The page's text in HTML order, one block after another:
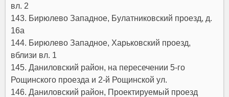
вл. 2
143. Бирюлево Западное, Булатниковский проезд, д.
16а
144. Бирюлево Западное, Харьковский проезд,
вблизи вл. 1
145. Даниловский район, на пересечении 5-го
Рощинского проезда и 2-й Рощинской ул.
146. Даниловский район, Проектируемый проезд